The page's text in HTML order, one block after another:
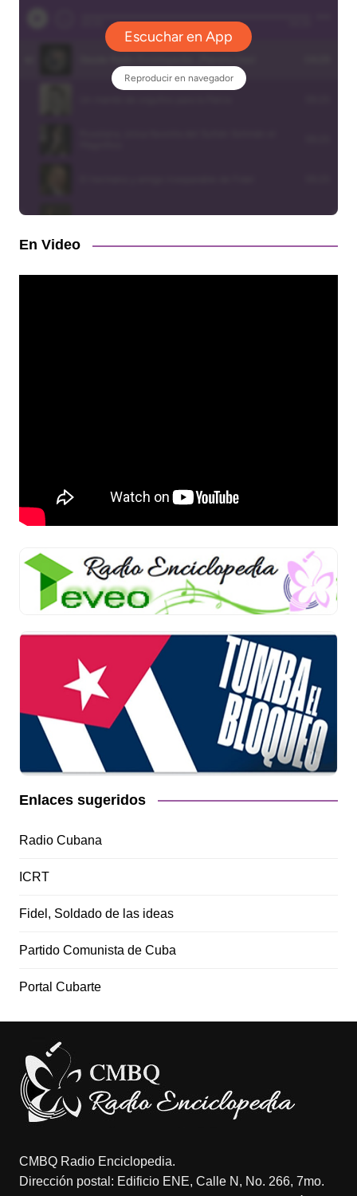
En Video
Enlaces sugeridos
Radio Cubana
ICRT
Fidel, Soldado de las ideas
Partido Comunista de Cuba
Portal Cubarte
CMBQ Radio Enciclopedia.
Dirección postal: Edificio ENE, Calle N, No. 266, 7mo.